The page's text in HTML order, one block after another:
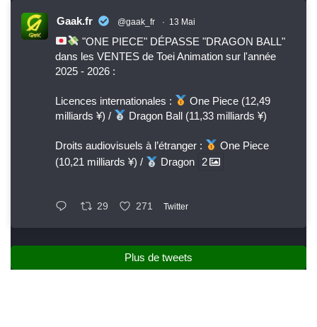
Gaak.fr @gaak_fr · 13 Mai
"ONE PIECE" DÉPASSE "DRAGON BALL"
dans les VENTES de Toei Animation sur l'année
2025 - 2026 :
Licences internationales :
One Piece (12,49
milliards ¥) /
Dragon Ball (11,33 milliards ¥)
Droits audiovisuels à l’étranger :
One Piece
(10,21 milliards ¥) /
Dragon 2
29 271 Twitter
Plus de tweets